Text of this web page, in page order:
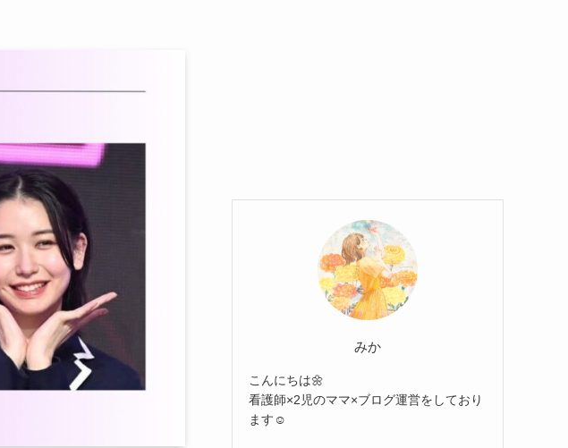
みか
こんにちは🌼
看護師×2児のママ×ブログ運営をしており
ます☺︎